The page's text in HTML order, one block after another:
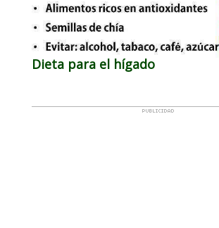
Dieta para el hígado